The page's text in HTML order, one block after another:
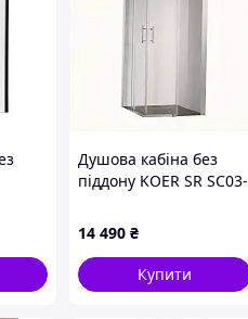
Душова кабіна без
піддону KOER SR SC03-
прозоре скло EASY
CLEAN 6мм хром
(KR5357), 45833XC23
14 490 ₴
Купити